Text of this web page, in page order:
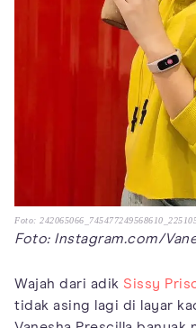
Foto:
Foto: Instagram.com/
Wajah dari adik Sissy
tidak asing lagi di layar